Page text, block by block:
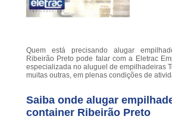
Quem está precisando alugar
Ribeirão Preto pode falar com a Eletrac
especializada no aluguel de empilhadeiras
muitas outras, em plenas condições de
Saiba onde alugar
container Ribeirão Preto